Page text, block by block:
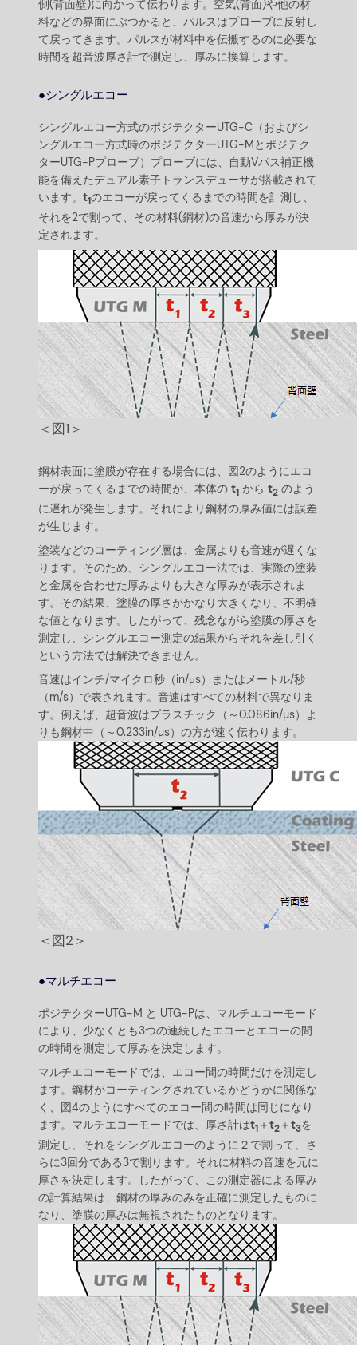
側(背面壁)に向かって伝わります。空気(背面)や他の材
料などの界面にぶつかると、パルスはプローブに反射し
て戻ってきます。パルスが材料中を伝搬するのに必要な
時間を超音波厚さ計で測定し、厚みに換算します。
●シングルエコー
シングルエコー方式のポジテクターUTG-C（およびシ
ングルエコー方式時のポジテクターUTG-Mとポジテク
ターUTG-Pプローブ）プローブには、自動Vパス補正機
能を備えたデュアル素子トランスデューサが搭載されて
います。 t1のエコーが戻ってくるまでの時間を計測し、
それを2で割って、その材料(鋼材)の音速から厚みが決
定されます。
＜図1＞
鋼材表面に塗膜が存在する場合には、図2のようにエコ
ーが戻ってくるまでの時間が、本体の t1 から t2 のよう
に遅れが発生します。それにより鋼材の厚み値には誤差
が生じます。
塗装などのコーティング層は、金属よりも音速が遅くな
ります。そのため、シングルエコー法では、実際の塗装
と金属を合わせた厚みよりも大きな厚みが表示されま
す。その結果、塗膜の厚さがかなり大きくなり、不明確
な値となります。したがって、残念ながら塗膜の厚さを
測定し、シングルエコー測定の結果からそれを差し引く
という方法では解決できません。
音速はインチ/マイクロ秒（in/μs）またはメートル/秒
（m/s）で表されます。音速はすべての材料で異なりま
す。例えば、超音波はプラスチック（～0.086in/µs）よ
りも鋼材中（～0.233in/µs）の方が速く伝わります。
＜図2＞
●マルチエコー
ポジテクターUTG-M と UTG-Pは、マルチエコーモード
により、少なくとも3つの連続したエコーとエコーの間
の時間を測定して厚みを決定します。
マルチエコーモードでは、エコー間の時間だけを測定し
ます。鋼材がコーティングされているかどうかに関係な
く、図4のようにすべてのエコー間の時間は同じになり
ます。マルチエコーモードでは、厚さ計はt1＋t2＋t3を
測定し、それをシングルエコーのように２で割って、さ
らに3回分である3で割ります。それに材料の音速を元に
厚さを決定します。したがって、この測定器による厚み
の計算結果は、鋼材の厚みのみを正確に測定したものに
なり、塗膜の厚みは無視されたものとなります。